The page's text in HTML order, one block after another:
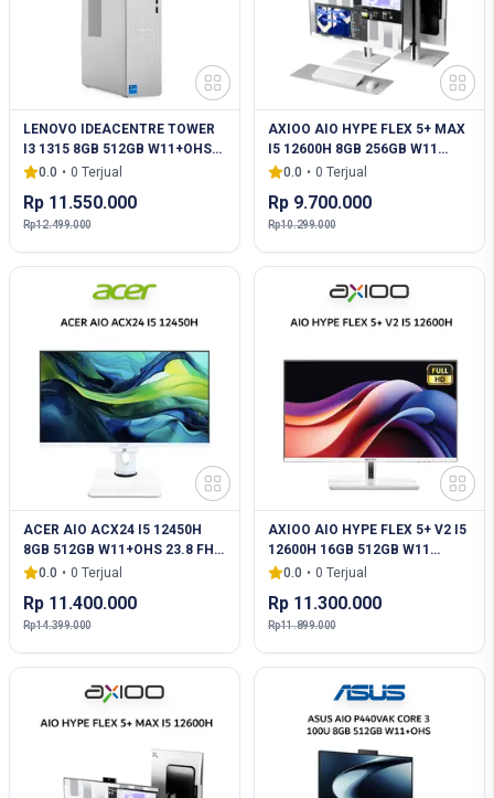
LENOVO IDEACENTRE TOWER
I3 1315 8GB 512GB W11+OHS
GRY -6MID + MONITOR 21.5
0.0 • 0 Terjual
Rp 11.550.000
Rp 12.499.000
AXIOO AIO HYPE FLEX 5+ MAX
I5 12600H 8GB 256GB W11
27.0FHD IPS WHT
0.0 • 0 Terjual
Rp 9.700.000
Rp 10.299.000
ACER AIO ACX24 I5 12450H
8GB 512GB W11+OHS 23.8 FHD
3Y0.0 • 0 Terjual
Rp 11.400.000
Rp 14.399.000
AXIOO AIO HYPE FLEX 5+ V2 I5
12600H 16GB 512GB W11
23.8FHD IPS WHT
0.0 • 0 Terjual
Rp 11.300.000
Rp 11.899.000